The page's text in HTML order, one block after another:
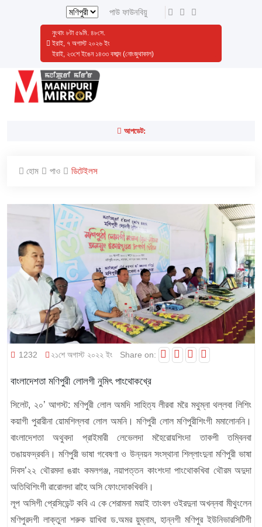
পাউ ফাউনবিয়ু
নুংথাং ৮টা৫৯মি. ৪৮সে.
ইরাই, ৭ অগাস্ট ২০২৬ ইং
ইরাই, ২৩শে ইঙেন ১৪৩৩ বঙ্গাব্দ (নোংজুথাকাল)
আপডেট:
হোম পাও ডিটেইলস
1232 ২১শে অগাস্ট ২০২২ ইং Share on:
বাংলাদেশতা মণিপুরী লোলগী নুমিৎ পাংথোকখ্রে
সিলেট, ২০’ আগস্ট: মণিপুরী লোল অমদি সাহিত্য লীরবা মরৈ মথুম্না থল্লবা লিশিং
কয়াগী পুৱারীনা য়োমশিল্লবা লোল অমনি। মণিপুরী লোল মণিপুরীশিংগী মমালোননি।
বাংলাদেশতা অথুবদা প্রাইমারী লেভেলদা মহৈরোয়শিংদা তাকপী তম্বিনবা
তঙায়ফদ্রবনি। মণিপুরী ভাষা গবেষণা ও উন্নয়ন সংস্থানা শিল্লাংদুনা মণিপুরী ভাষা
দিবস’২২ থৌরমদা ঙরাং কমলগঞ্জ, নয়াপত্তন কাংশংদা পাংথোকখিবা থৌরম অদুদা
অতিথিশিংগীৱারোলদা ৱাহৈ অসি ফোংদোকখিবনি।
লূপ অসিগী প্রেসিডেন্ট কবি এ কে শেরামনা ময়াই তাংবল ওইরদুনা অখন্নবা মীথুংলেন
মণিপুরদগী লাক্তুনা শরুক য়াখিবা ড.অমর য়ুম্নাম, হান্নগী মণিপুর ইউনিভারসিটিগী